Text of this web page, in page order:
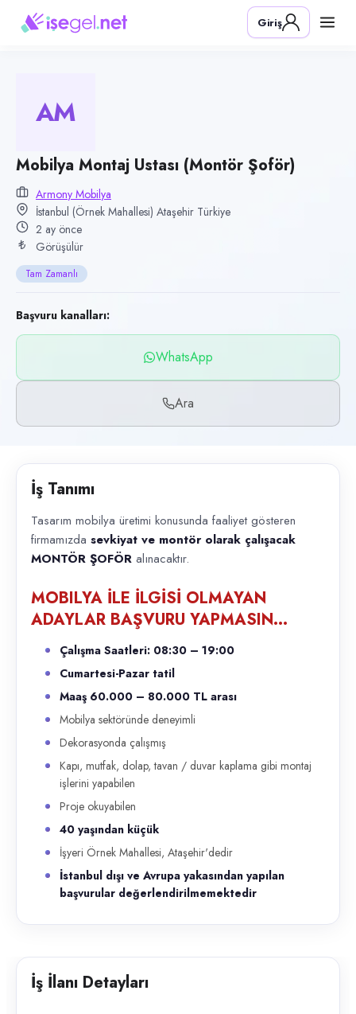
Pozisyon
Mobilya Montaj Ustası (Montör Şoför)
Kategori
Konum
Ataşehir, İstanbul (Örnek Mahallesi)
Çalışma şekli
Tam Zamanlı · Ofis
Yayın tarihi
7 Haziran 2026
Son geçerlilik
5 Eylül 2026
WhatsApp, Telefon
İlan açıklaması
Giriş
AM
Mobilya Montaj Ustası (Montör Şoför)
Armony Mobilya
İstanbul (Örnek Mahallesi) Ataşehir Türkiye
2 ay önce
Görüşülür
Tam Zamanlı
Başvuru kanalları:
WhatsApp
Ara
İş Tanımı
Tasarım mobilya üretimi konusunda faaliyet gösteren
firmamızda sevkiyat ve montör olarak çalışacak
MONTÖR ŞOFÖR alınacaktır.
MOBILYA İLE İLGİSİ OLMAYAN
ADAYLAR BAŞVURU YAPMASIN…
Çalışma Saatleri: 08:30 – 19:00
Cumartesi-Pazar tatil
Maaş 60.000 – 80.000 TL arası
Mobilya sektöründe deneyimli
Dekorasyonda çalışmış
Kapı, mutfak, dolap, tavan / duvar kaplama gibi montaj
işlerini yapabilen
Proje okuyabilen
40 yaşından küçük
İşyeri Örnek Mahallesi, Ataşehir'dedir
İstanbul dışı ve Avrupa yakasından yapılan
başvurular değerlendirilmemektedir
İş İlanı Detayları